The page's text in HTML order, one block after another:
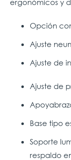
ergonómicos y
Opción
Ajuste
Ajuste de
Ajuste de
Base tipo
Soporte
respaldo